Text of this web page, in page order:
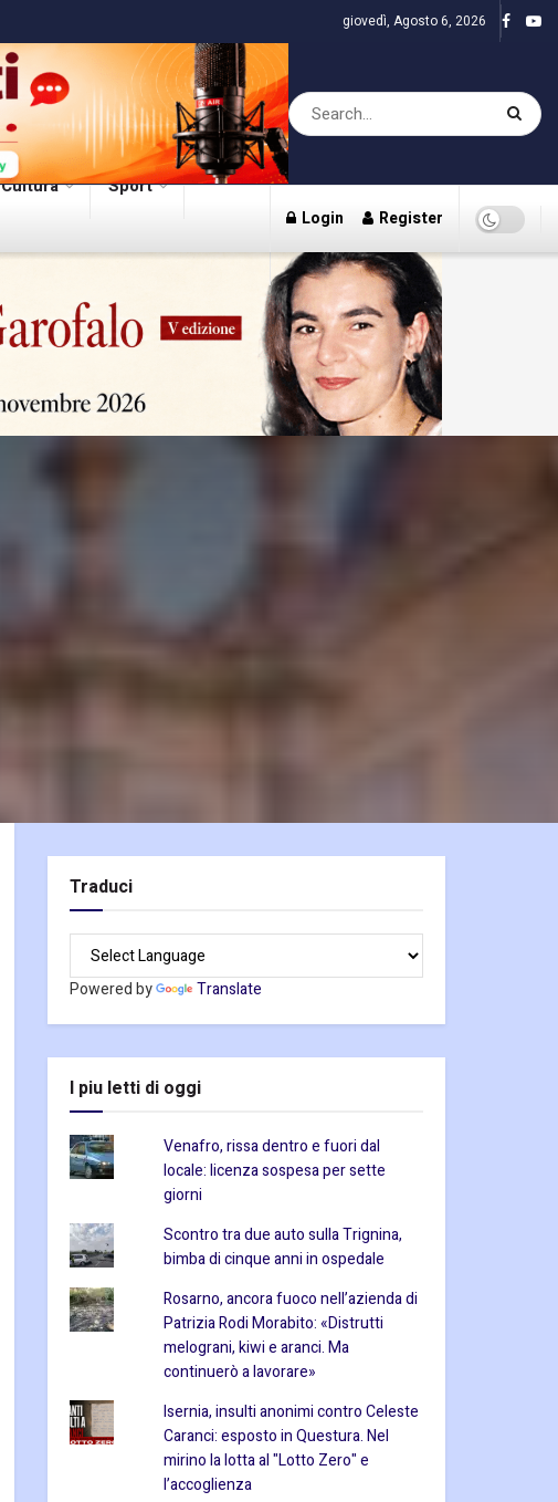
giovedì, Agosto 6, 2026
Cultura Sport
Login Register
Traduci
Powered by Translate
I piu letti di oggi
Venafro, rissa dentro e fuori dal
locale: licenza sospesa per sette
giorni
Scontro tra due auto sulla Trignina,
bimba di cinque anni in ospedale
Rosarno, ancora fuoco nell’azienda di
Patrizia Rodi Morabito: «Distrutti
melograni, kiwi e aranci. Ma
continuerò a lavorare»
Isernia, insulti anonimi contro Celeste
Caranci: esposto in Questura. Nel
mirino la lotta al "Lotto Zero" e
l’accoglienza